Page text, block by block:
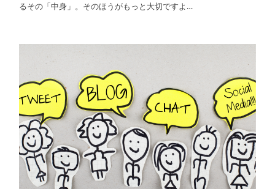
るその「中身」。そのほうがもっと大切ですよ…